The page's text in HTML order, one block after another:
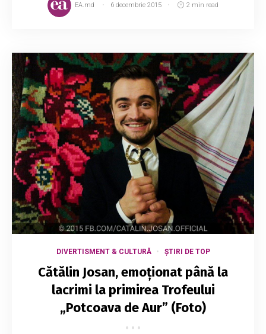
EA.md 6 decembrie 2015 2 min read
DIVERTISMENT & CULTURĂ ȘTIRI DE TOP
Cătălin Josan, emoționat până la
lacrimi la primirea Trofeului
„Potcoava de Aur” (Foto)